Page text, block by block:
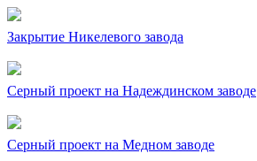
Закрытие Никелевого завода
Серный проект на Надеждинском заводе
Серный проект на Медном заводе